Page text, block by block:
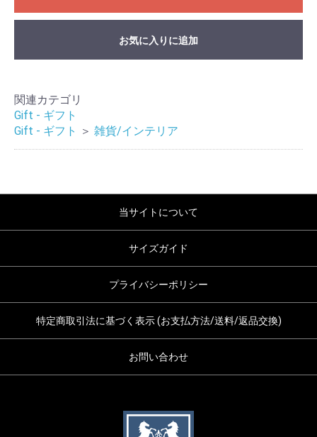
お気に入りに追加
関連カテゴリ
Gift - ギフト
Gift - ギフト
＞ 雑貨/インテリア
当サイトについて
サイズガイド
プライバシーポリシー
特定商取引法に基づく表示 (お支払方法/送料/返品交換)
お問い合わせ